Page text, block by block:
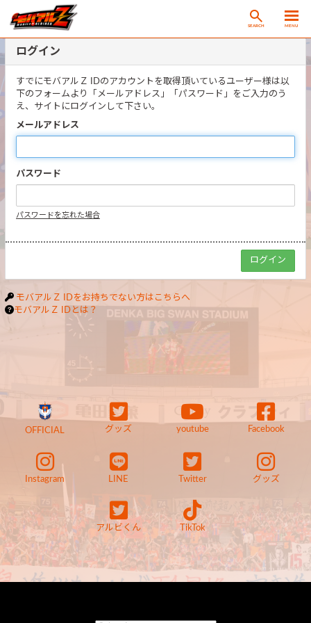
SEARCH MENU
ログイン
すでにモバアルＺ IDのアカウントを取得頂いているユーザー様は以
下のフォームより「メールアドレス」「パスワード」をご入力のう
え、サイトにログインして下さい。
メールアドレス
パスワード
パスワードを忘れた場合
モバアルＺ IDをお持ちでない方はこちらへ
モバアルＺ IDとは？
OFFICIAL グッズ youtube Facebook
Instagram LINE Twitter グッズ
アルビくん TikTok